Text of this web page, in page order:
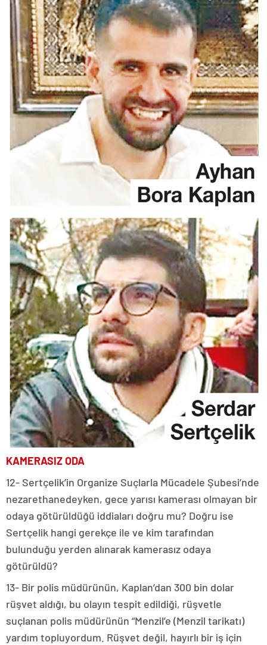
KAMERASIZ ODA
12- Sertçelik’in Organize Suçlarla Mücadele Şubesi’nde
nezarethanedeyken, gece yarısı kamerası olmayan bir
odaya götürüldüğü iddiaları doğru mu? Doğru ise
Sertçelik hangi gerekçe ile ve kim tarafından
bulunduğu yerden alınarak kamerasız odaya
götürüldü?
13- Bir polis müdürünün, Kaplan’dan 300 bin dolar
rüşvet aldığı, bu olayın tespit edildiği, rüşvetle
suçlanan polis müdürünün “Menzil’e (Menzil tarikatı)
yardım topluyordum. Rüşvet değil, hayırlı bir iş için